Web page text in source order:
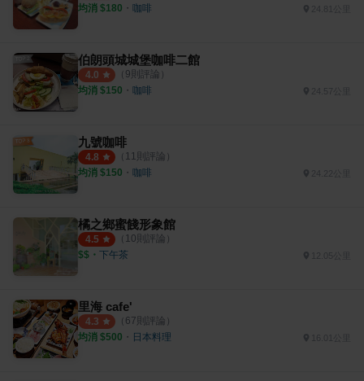
均消 $180 ・ 咖啡 24.81公里
伯朗頭城城堡咖啡二館
4.0 （ 9則評論）
均消 $150 ・ 咖啡 24.57公里
九號咖啡
4.8 （ 11則評論）
均消 $150 ・ 咖啡 24.22公里
橘之鄉蜜餞形象館
4.5 （ 10則評論）
$$ ・ 下午茶 12.05公里
里海 cafe'
4.3 （ 67則評論）
均消 $500 ・ 日本料理